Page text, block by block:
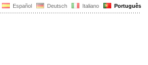
Español Deutsch Italiano Português